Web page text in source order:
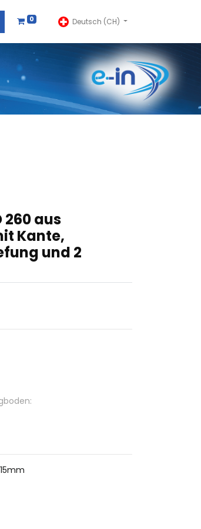
0 Deutsch (CH)
aus
Kante,
und 2